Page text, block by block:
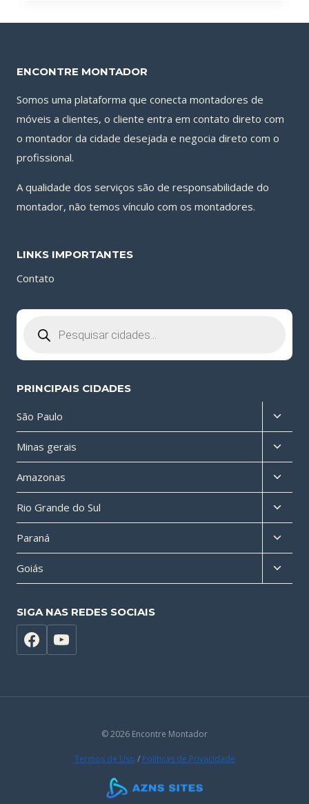
ENCONTRE MONTADOR
Somos uma plataforma que conecta montadores de
móveis a clientes, o cliente entra em contato direto com
o montador da cidade desejada e negocia direto com o
profissional.
A qualidade dos serviços são de responsabilidade do
montador, não temos vínculo com os montadores.
LINKS IMPORTANTES
Contato
produtos
PRINCIPAIS CIDADES
São Paulo
menu
filho
Minas gerais
menu
filho
Amazonas
menu
filho
Rio Grande do Sul
menu
filho
Paraná
menu
filho
Goiás
menu
SIGA NAS REDES SOCIAIS
© 2026 Encontre Montador
Termos de Uso / Políticas de Privacidade